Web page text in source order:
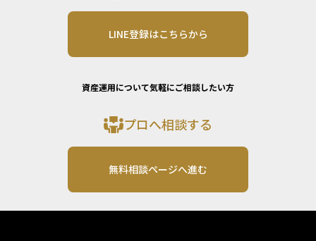
LINE登録はこちらから
資産運用について気軽にご相談したい方
プロへ相談する
無料相談ページへ進む